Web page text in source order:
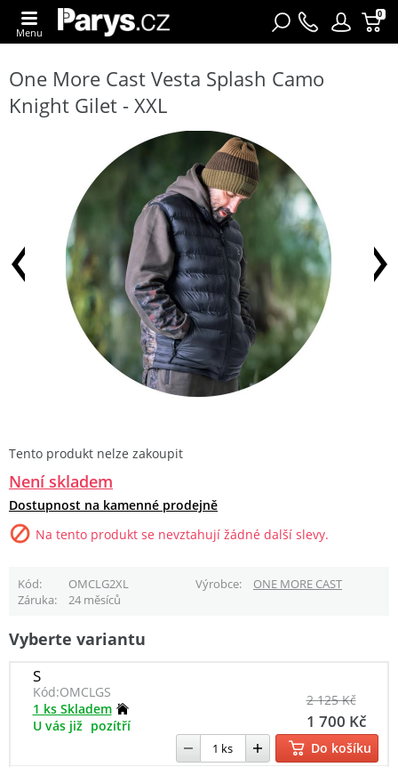
0
Menu
One More Cast Vesta Splash Camo
Knight Gilet - XXL
Tento produkt nelze zakoupit
Není skladem
Dostupnost na kamenné prodejně
Na tento produkt se nevztahují žádné další slevy.
Kód OMCLG2XL Výrobce
ONE MORE CAST
Záruka
24 měsíců
Vyberte variantu
S
Kód:OMCLGS 2 125 Kč
1 700 Kč
1 ks Skladem
U vás již pozítří
Do košíku